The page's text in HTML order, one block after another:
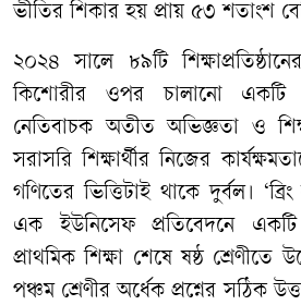
ভীতির শিকার হয় প্রায় ৫৩ শতাংশ
২০২৪ সালে ৮৯টি
কিশোরীর ওপর চালানো একটি
নেতিবাচক অতীত অভিজ্ঞতা ও
সরাসরি শিক্ষার্থীর নিজের
গণিতের ভিত্তিটাই থাকে দুর্বল।
এক ইউনিসেফ প্রতিবেদনে
প্রাথমিক শিক্ষা শেষে ষষ্ঠ শ্রেণীতে
পঞ্চম শ্রেণীর অর্ধেক প্রশ্নের সঠিক